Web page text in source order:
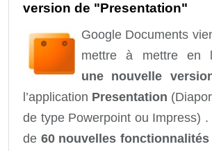
version de "Presentation"
Google Documents
mettre à mettre en
une nouvelle
l’application Presentation
de type Powerpoint ou Impress) .
de 60 nouvelles fonctionnalités